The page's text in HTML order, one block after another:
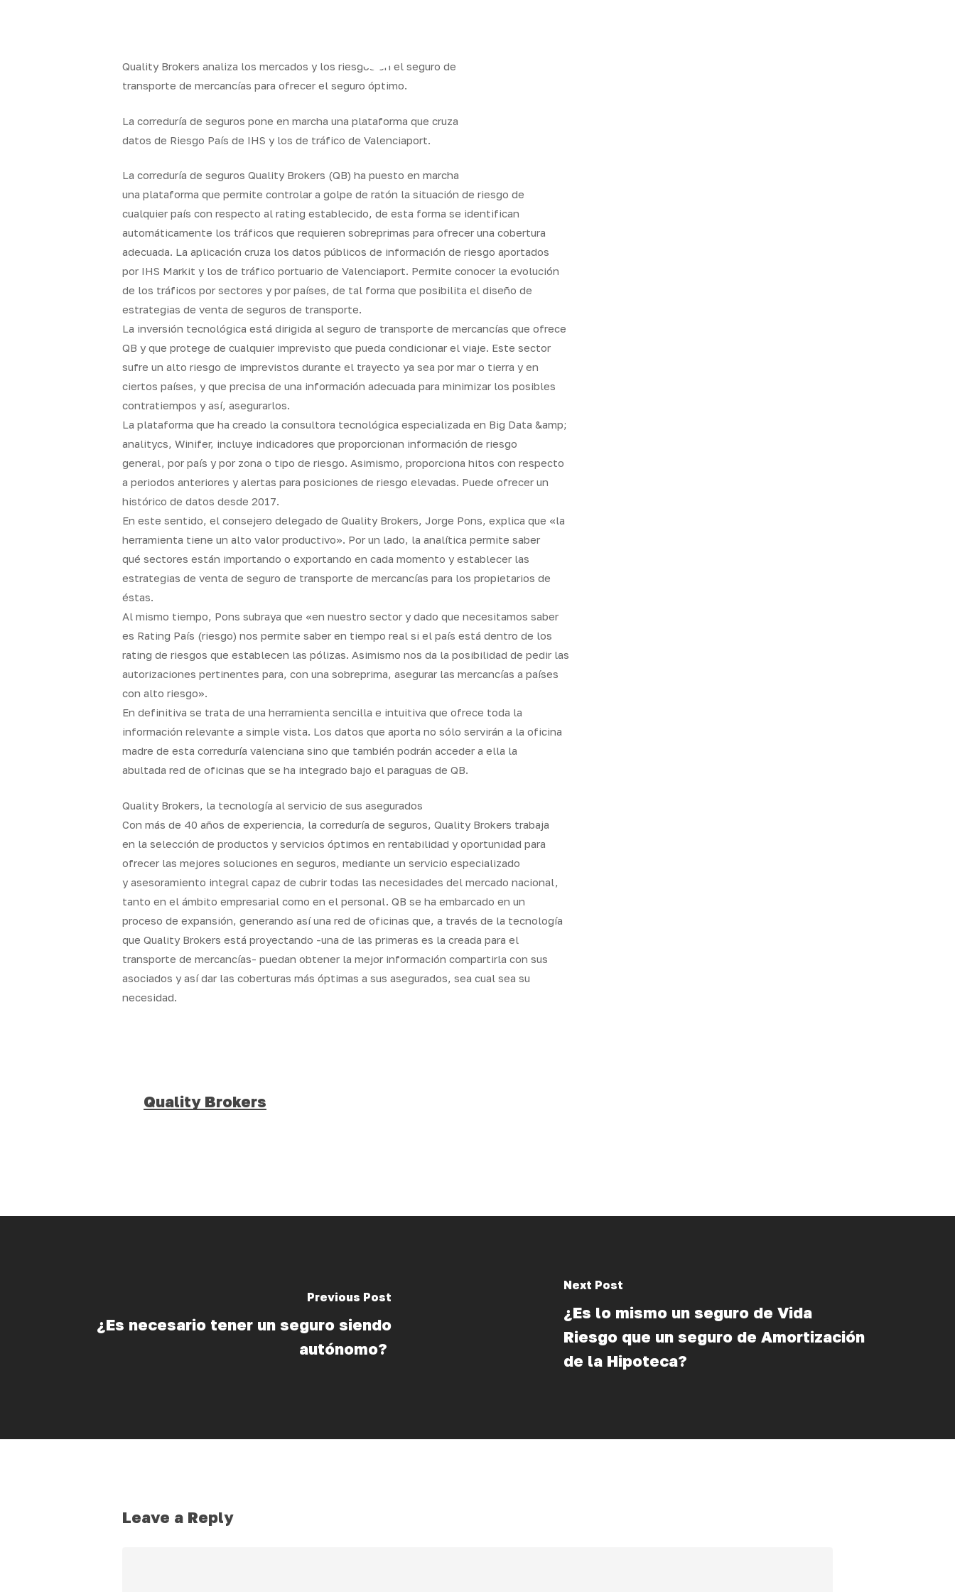
Quality Brokers analiza los mercados y los riesgos en el seguro de
transporte de mercancías para ofrecer el seguro óptimo.
La correduría de seguros pone en marcha una plataforma que cruza
datos de Riesgo País de IHS y los de tráfico de Valenciaport.
La correduría de seguros Quality Brokers (QB) ha puesto en marcha
una plataforma que permite controlar a golpe de ratón la situación de riesgo de
cualquier país con respecto al rating establecido, de esta forma se identifican
automáticamente los tráficos que requieren sobreprimas para ofrecer una cobertura
adecuada. La aplicación cruza los datos públicos de información de riesgo aportados
por IHS Markit y los de tráfico portuario de Valenciaport. Permite conocer la evolución
de los tráficos por sectores y por países, de tal forma que posibilita el diseño de
estrategias de venta de seguros de transporte.
La inversión tecnológica está dirigida al seguro de transporte de mercancías que ofrece
QB y que protege de cualquier imprevisto que pueda condicionar el viaje. Este sector
sufre un alto riesgo de imprevistos durante el trayecto ya sea por mar o tierra y en
ciertos países, y que precisa de una información adecuada para minimizar los posibles
contratiempos y así, asegurarlos.
La plataforma que ha creado la consultora tecnológica especializada en Big Data &amp;
analitycs, Winifer, incluye indicadores que proporcionan información de riesgo
general, por país y por zona o tipo de riesgo. Asimismo, proporciona hitos con respecto
a periodos anteriores y alertas para posiciones de riesgo elevadas. Puede ofrecer un
histórico de datos desde 2017.
En este sentido, el consejero delegado de Quality Brokers, Jorge Pons, explica que «la
herramienta tiene un alto valor productivo». Por un lado, la analítica permite saber
qué sectores están importando o exportando en cada momento y establecer las
estrategias de venta de seguro de transporte de mercancías para los propietarios de
éstas.
Al mismo tiempo, Pons subraya que «en nuestro sector y dado que necesitamos saber
es Rating País (riesgo) nos permite saber en tiempo real si el país está dentro de los
rating de riesgos que establecen las pólizas. Asimismo nos da la posibilidad de pedir las
autorizaciones pertinentes para, con una sobreprima, asegurar las mercancías a países
con alto riesgo».
En definitiva se trata de una herramienta sencilla e intuitiva que ofrece toda la
información relevante a simple vista. Los datos que aporta no sólo servirán a la oficina
madre de esta correduría valenciana sino que también podrán acceder a ella la
abultada red de oficinas que se ha integrado bajo el paraguas de QB.
Quality Brokers, la tecnología al servicio de sus asegurados
Con más de 40 años de experiencia, la correduría de seguros, Quality Brokers trabaja
en la selección de productos y servicios óptimos en rentabilidad y oportunidad para
ofrecer las mejores soluciones en seguros, mediante un servicio especializado
y asesoramiento integral capaz de cubrir todas las necesidades del mercado nacional,
tanto en el ámbito empresarial como en el personal. QB se ha embarcado en un
proceso de expansión, generando así una red de oficinas que, a través de la tecnología
que Quality Brokers está proyectando -una de las primeras es la creada para el
transporte de mercancías- puedan obtener la mejor información compartirla con sus
asociados y así dar las coberturas más óptimas a sus asegurados, sea cual sea su
necesidad.
Quality Brokers
Previous Post
¿Es necesario tener un seguro siendo
autónomo?
Next Post
¿Es lo mismo un seguro de Vida
Riesgo que un seguro de Amortización
de la Hipoteca?
Leave a Reply